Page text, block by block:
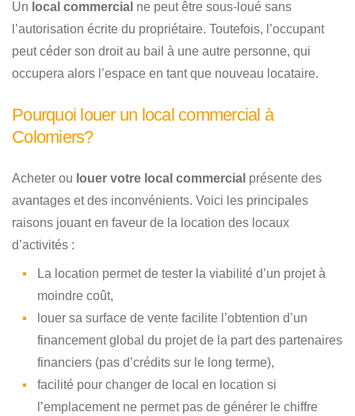
Un local commercial ne peut être sous-loué sans
l’autorisation écrite du propriétaire. Toutefois, l’occupant
peut céder son droit au bail à une autre personne, qui
occupera alors l’espace en tant que nouveau locataire.
Pourquoi louer un local commercial à
Colomiers?
Acheter ou louer votre local commercial présente des
avantages et des inconvénients. Voici les principales
raisons jouant en faveur de la location des locaux
d’activités :
La location permet de tester la viabilité d’un projet à
moindre coût,
louer sa surface de vente facilite l’obtention d’un
financement global du projet de la part des partenaires
financiers (pas d’crédits sur le long terme),
facilité pour changer de local en location si
l’emplacement ne permet pas de générer le chiffre